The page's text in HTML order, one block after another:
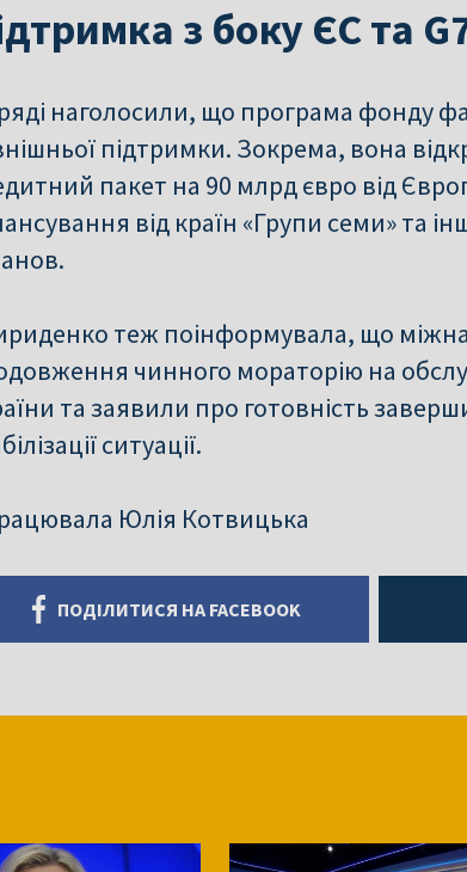
з боку ЄС та
наголосили, що програма фонду
підтримки. Зокрема, вона
пакет на 90 млрд євро від
від країн «Групи семи» та
теж поінформувала, що
чинного мораторію на
та заявили про готовність
ситуації.
Юлія Котвицька
ПОДІЛИТИСЯ НА FACEBOOK